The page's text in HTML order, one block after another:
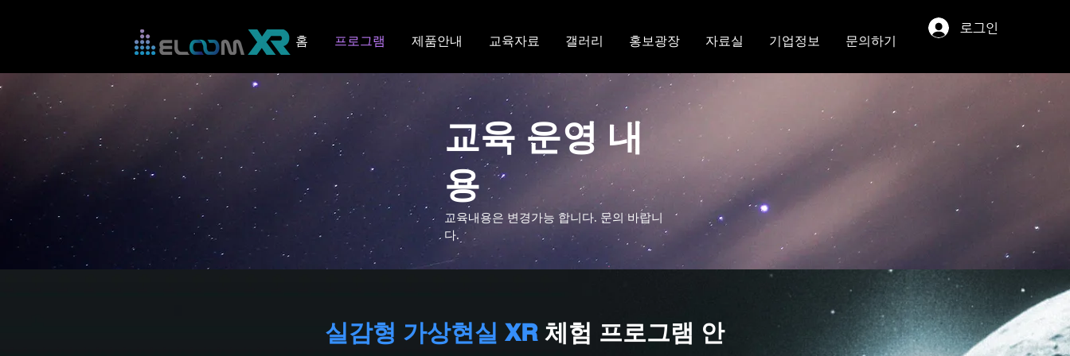
홈 프로그램 제품안내 교육자료 갤러리 홍보광장 자료실 기업정보 문의하기
로그인
교육 운영 내
용
교육내용은 변경가능 합니다. 문의 바랍니
다.
실감형 가상현실 XR 체험 프로그램 안